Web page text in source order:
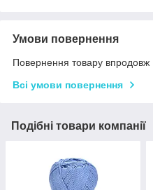
Умови повернення
Повернення товару впродовж
Всі умови повернення
Подібні товари компанії